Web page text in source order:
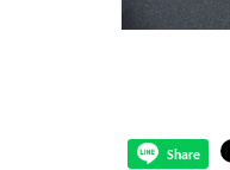
Share